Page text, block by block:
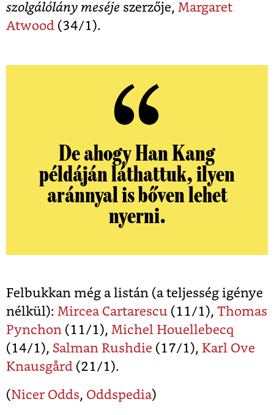
szolgálólány meséje szerzője, Margaret
Atwood (34/1).
De ahogy Han Kang
példáján láthattuk, ilyen
aránnyal is bőven lehet
nyerni.
Felbukkan még a listán (a teljesség igénye
nélkül): Mircea Cartarescu (11/1), Thomas
Pynchon (11/1), Michel Houellebecq
(14/1), Salman Rushdie (17/1), Karl Ove
Knausgård (21/1).
(Nicer Odds, Oddspedia)